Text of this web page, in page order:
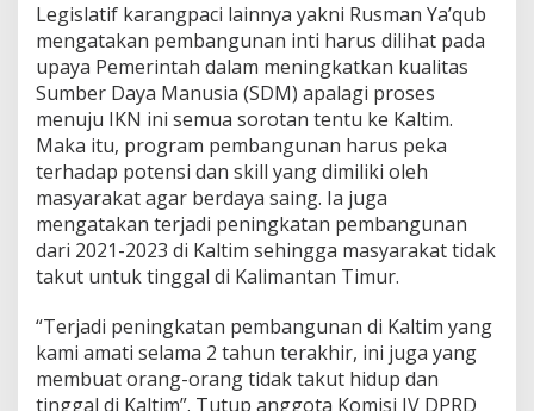
Legislatif karangpaci lainnya yakni Rusman Ya’qub
mengatakan pembangunan inti harus dilihat pada
upaya Pemerintah dalam meningkatkan kualitas
Sumber Daya Manusia (SDM) apalagi proses
menuju IKN ini semua sorotan tentu ke Kaltim.
Maka itu, program pembangunan harus peka
terhadap potensi dan skill yang dimiliki oleh
masyarakat agar berdaya saing. Ia juga
mengatakan terjadi peningkatan pembangunan
dari 2021-2023 di Kaltim sehingga masyarakat tidak
takut untuk tinggal di Kalimantan Timur.
“Terjadi peningkatan pembangunan di Kaltim yang
kami amati selama 2 tahun terakhir, ini juga yang
membuat orang-orang tidak takut hidup dan
tinggal di Kaltim”. Tutup anggota Komisi IV DPRD